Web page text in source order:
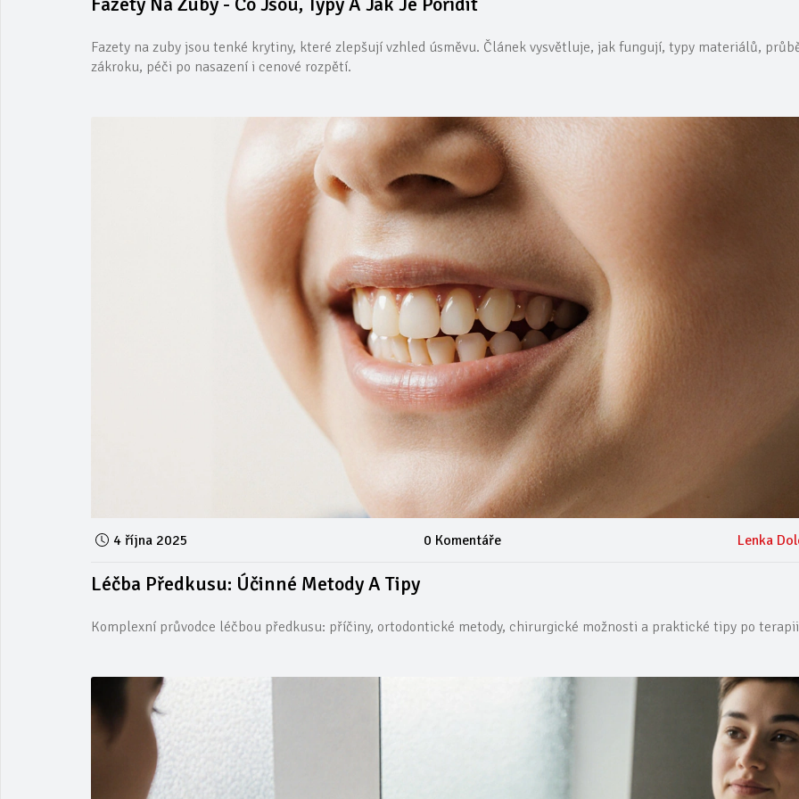
Fazety na zuby jsou tenké krytiny, které zlepšují vzhled úsměvu. Článek vysvětluje, jak fungují, typy materiálů,
zákroku, péči po nasazení i cenové rozpětí.
4 října 2025 0 Komentáře Lenka
Léčba Předkusu: Účinné Metody A Tipy
Komplexní průvodce léčbou předkusu: příčiny, ortodontické metody, chirurgické možnosti a praktické tipy po